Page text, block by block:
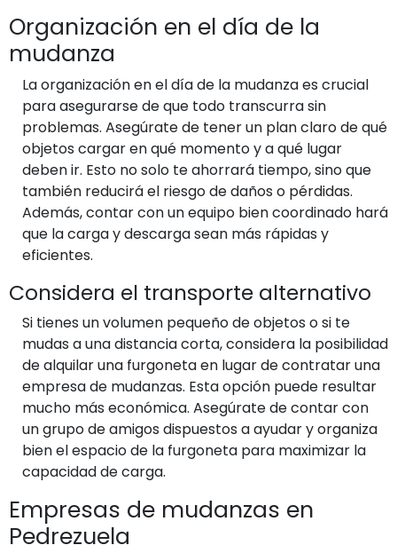
Organización en el día de la
mudanza
La organización en el día de la mudanza es crucial
para asegurarse de que todo transcurra sin
problemas. Asegúrate de tener un plan claro de qué
objetos cargar en qué momento y a qué lugar
deben ir. Esto no solo te ahorrará tiempo, sino que
también reducirá el riesgo de daños o pérdidas.
Además, contar con un equipo bien coordinado hará
que la carga y descarga sean más rápidas y
eficientes.
Considera el transporte alternativo
Si tienes un volumen pequeño de objetos o si te
mudas a una distancia corta, considera la posibilidad
de alquilar una furgoneta en lugar de contratar una
empresa de mudanzas. Esta opción puede resultar
mucho más económica. Asegúrate de contar con
un grupo de amigos dispuestos a ayudar y organiza
bien el espacio de la furgoneta para maximizar la
capacidad de carga.
Empresas de mudanzas en
Pedrezuela